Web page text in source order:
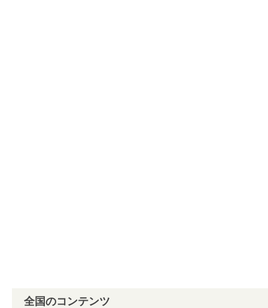
全国のコンテンツ